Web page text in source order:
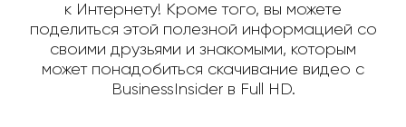
к Интернету! Кроме того, вы можете
поделиться этой полезной информацией со
своими друзьями и знакомыми, которым
может понадобиться скачивание видео с
BusinessInsider в Full HD.